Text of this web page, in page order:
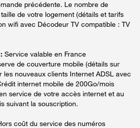
précédente. Le nombre de
de votre logement (détails et tarifs
wifi avec Décodeur TV compatible : TV
Service valable en France
de couverture mobile (détails sur
les nouveaux clients Internet ADSL avec
internet mobile de 200Go/mois
service de votre accès internet et au
suivant la souscription.
coût du service des numéros